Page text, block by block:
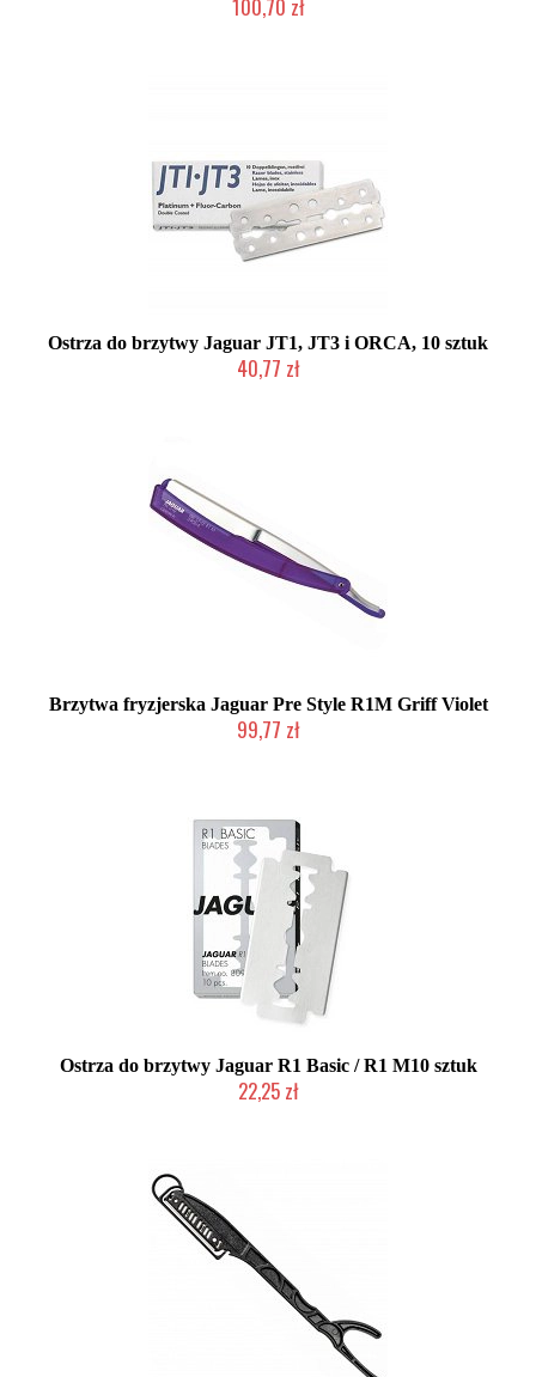
100,70 zł
Ostrza do brzytwy Jaguar JT1, JT3 i ORCA, 10 sztuk
40,77 zł
Brzytwa fryzjerska Jaguar Pre Style R1M Griff Violet
99,77 zł
Ostrza do brzytwy Jaguar R1 Basic / R1 M10 sztuk
22,25 zł